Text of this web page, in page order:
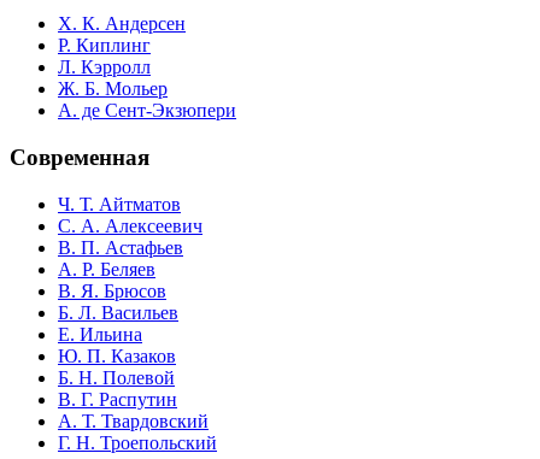
Х. К. Андерсен
Р. Киплинг
Л. Кэрролл
Ж. Б. Мольер
А. де Сент-Экзюпери
Современная
Ч. Т. Айтматов
С. А. Алексеевич
В. П. Астафьев
А. Р. Беляев
В. Я. Брюсов
Б. Л. Васильев
Е. Ильина
Ю. П. Казаков
Б. Н. Полевой
В. Г. Распутин
А. Т. Твардовский
Г. Н. Троепольский